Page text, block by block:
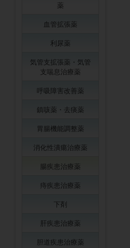
薬
血管拡張薬
利尿薬
気管支拡張薬・気管
支喘息治療薬
呼吸障害改善薬
鎮咳薬・去痰薬
胃腸機能調整薬
消化性潰瘍治療薬
腸疾患治療薬
痔疾患治療薬
下剤
肝疾患治療薬
胆道疾患治療薬